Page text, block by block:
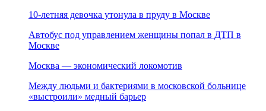
10-летняя девочка утонула в пруду в Москве
Автобус под управлением женщины попал в ДТП в
Москве
Москва — экономический локомотив
Между людьми и бактериями в московской больнице
«выстроили» медный барьер